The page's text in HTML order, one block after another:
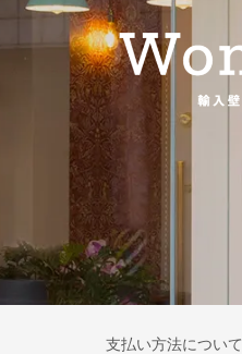
支払い方法について